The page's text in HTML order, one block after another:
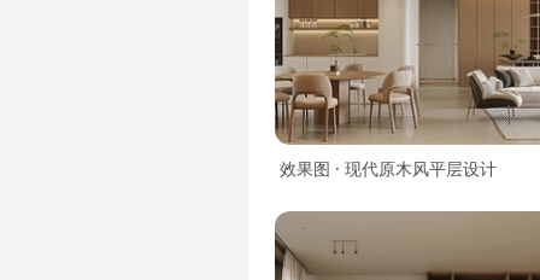
效果图 · 现代原木风平层设计